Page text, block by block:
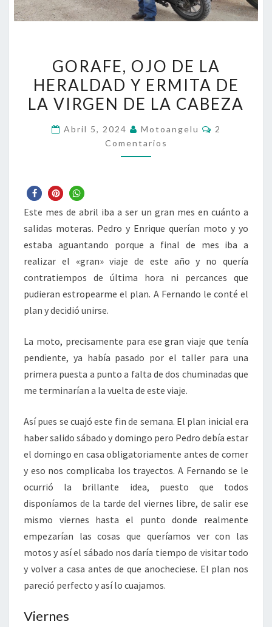
OJO
DE
LA
Y
DE
LA
CABEZA
GORAFE, OJO DE LA
HERALDAD Y ERMITA DE
LA VIRGEN DE LA CABEZA
Abril 5, 2024 Motoangelu
2
Comentarios
Este mes de abril iba a ser un gran mes en cuánto a
salidas moteras. Pedro y Enrique querían moto y yo
estaba aguantando porque a final de mes iba a
realizar el «gran» viaje de este año y no quería
contratiempos de última hora ni percances que
pudieran estropearme el plan. A Fernando le conté el
plan y decidió unirse.
La moto, precisamente para ese gran viaje que tenía
pendiente, ya había pasado por el taller para una
primera puesta a punto a falta de dos chuminadas que
me terminarían a la vuelta de este viaje.
Así pues se cuajó este fin de semana. El plan inicial era
haber salido sábado y domingo pero Pedro debía estar
el domingo en casa obligatoriamente antes de comer
y eso nos complicaba los trayectos. A Fernando se le
ocurrió la brillante idea, puesto que todos
disponíamos de la tarde del viernes libre, de salir ese
mismo viernes hasta el punto donde realmente
empezarían las cosas que queríamos ver con las
motos y así el sábado nos daría tiempo de visitar todo
y volver a casa antes de que anocheciese. El plan nos
pareció perfecto y así lo cuajamos.
Viernes